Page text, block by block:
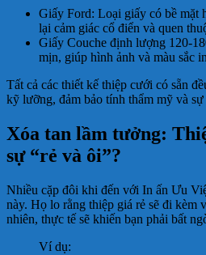
Giấy Ford: Loại giấy có bề mặt
lại cảm giác cổ điển và quen
Giấy Couche định lượng 120-
mịn, giúp hình ảnh và màu sắc
Tất cả các thiết kế thiệp cưới có sẵn
kỹ lưỡng, đảm bảo tính thẩm mỹ và sự
Xóa tan lầm tưởng:
sự “rẻ và ôi”?
Nhiều cặp đôi khi đến với In ấn Ưu
này. Họ lo rằng thiệp giá rẻ sẽ đi kèm
nhiên, thực tế sẽ khiến bạn phải bất
Ví dụ: